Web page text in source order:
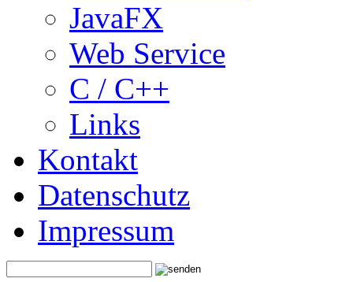
JavaFX
Web Service
C / C++
Links
Kontakt
Datenschutz
Impressum